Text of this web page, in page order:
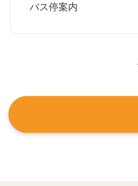
バス停案内